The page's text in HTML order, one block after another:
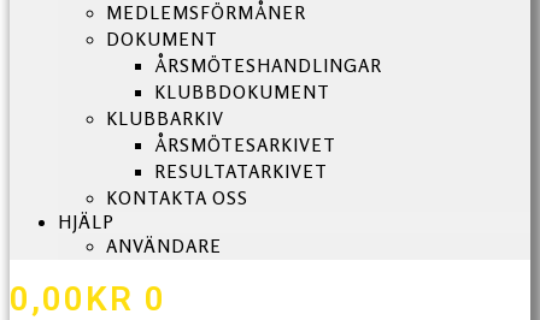
MEDLEMSFÖRMÅNER
DOKUMENT
ÅRSMÖTESHANDLINGAR
KLUBBDOKUMENT
KLUBBARKIV
ÅRSMÖTESARKIVET
RESULTATARKIVET
KONTAKTA OSS
HJÄLP
ANVÄNDARE
0,00KR 0